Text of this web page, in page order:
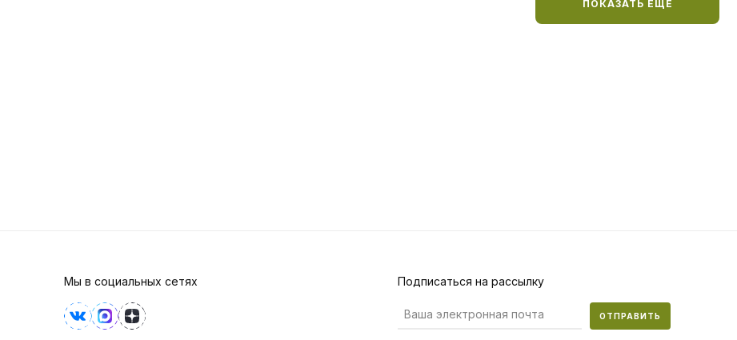
ПОКАЗАТЬ ЕЩЕ
Мы в социальных сетях Подписаться на рассылку
ОТПРАВИТЬ